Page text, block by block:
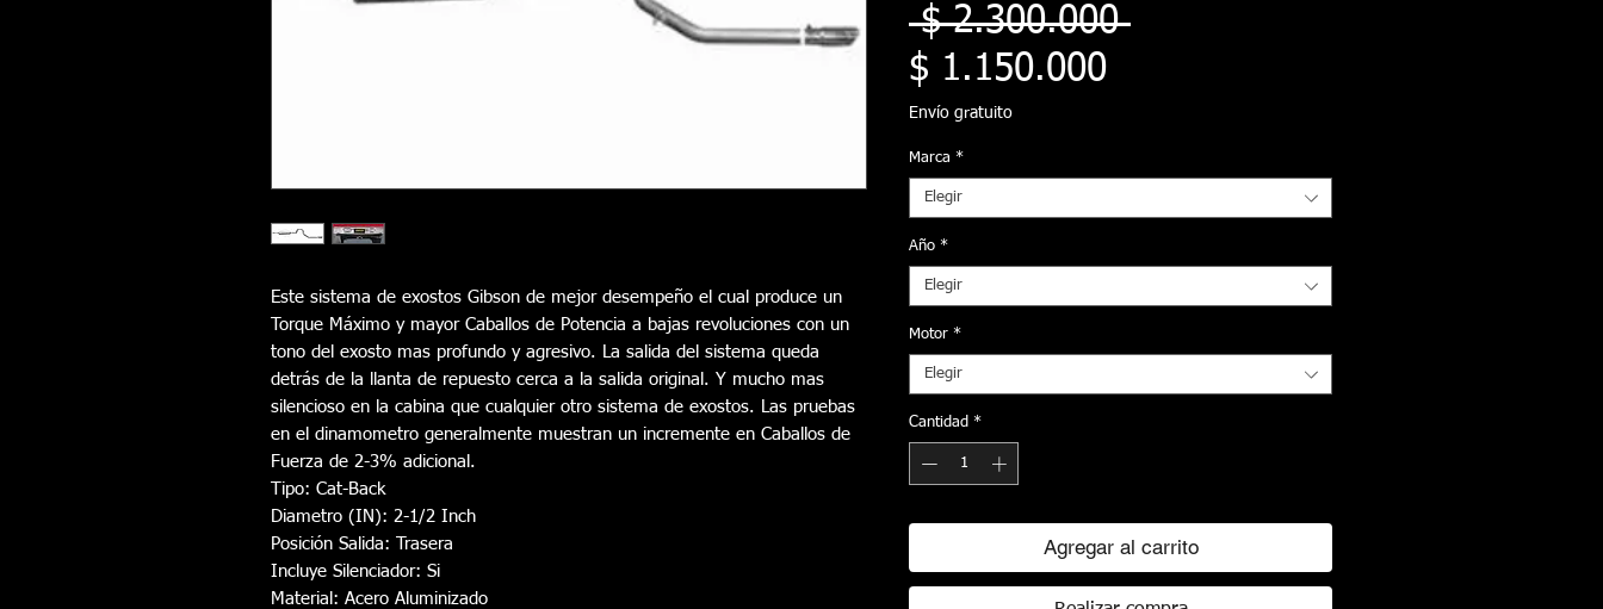
Este sistema de exostos Gibson de mejor desempeño el cual produce un
Torque Máximo y mayor Caballos de Potencia a bajas revoluciones con un
tono del exosto mas profundo y agresivo. La salida del sistema queda
detrás de la llanta de repuesto cerca a la salida original. Y mucho mas
silencioso en la cabina que cualquier otro sistema de exostos. Las pruebas
en el dinamometro generalmente muestran un incremente en Caballos de
Fuerza de 2-3% adicional.
Tipo: Cat-Back
Diametro (IN): 2-1/2 Inch
Posición Salida: Trasera
Incluye Silenciador: Si
Material: Acero Aluminizado
$ 2.300.000 Precio
$ 1.150.000Precio
Envío gratuito
Marca *
Elegir
Año *
Elegir
Motor *
Elegir
Cantidad *
Agregar al carrito